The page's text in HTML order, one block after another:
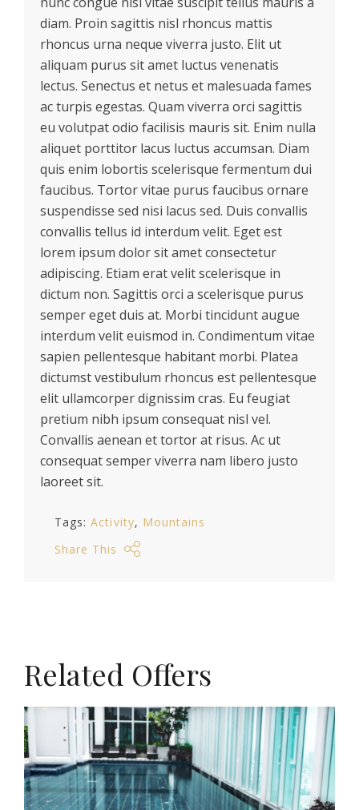
diam. Proin sagittis nisl rhoncus mattis
rhoncus urna neque viverra justo. Elit ut
aliquam purus sit amet luctus venenatis
lectus. Senectus et netus et malesuada fames
ac turpis egestas. Quam viverra orci sagittis
eu volutpat odio facilisis mauris sit. Enim nulla
aliquet porttitor lacus luctus accumsan. Diam
quis enim lobortis scelerisque fermentum dui
faucibus. Tortor vitae purus faucibus ornare
suspendisse sed nisi lacus sed. Duis convallis
convallis tellus id interdum velit. Eget est
lorem ipsum dolor sit amet consectetur
adipiscing. Etiam erat velit scelerisque in
dictum non. Sagittis orci a scelerisque purus
semper eget duis at. Morbi tincidunt augue
interdum velit euismod in. Condimentum vitae
sapien pellentesque habitant morbi. Platea
dictumst vestibulum rhoncus est pellentesque
elit ullamcorper dignissim cras. Eu feugiat
pretium nibh ipsum consequat nisl vel.
Convallis aenean et tortor at risus. Ac ut
consequat semper viverra nam libero justo
laoreet sit.
Tags:Activity
Mountains
Share This
Related Offers